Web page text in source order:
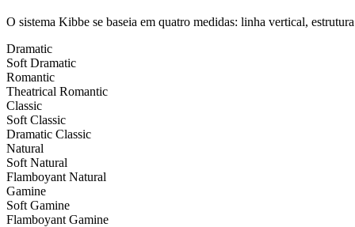
O sistema Kibbe se baseia em quatro medidas: linha vertical,
Dramatic
Soft Dramatic
Romantic
Theatrical Romantic
Classic
Soft Classic
Dramatic Classic
Natural
Soft Natural
Flamboyant Natural
Gamine
Soft Gamine
Flamboyant Gamine